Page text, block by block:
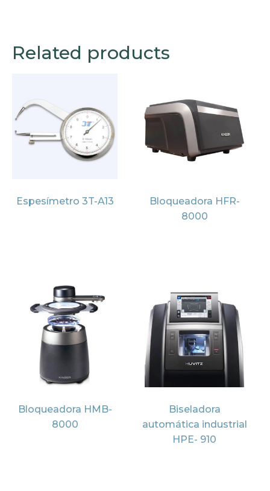
Related products
Espesímetro 3T-A13
Bloqueadora HFR-
8000
Bloqueadora HMB-
8000
Biseladora
automática industrial
HPE- 910